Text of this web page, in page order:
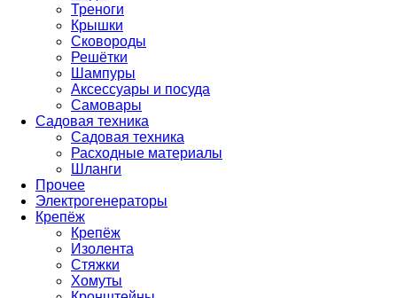
Треноги
Крышки
Сковороды
Решётки
Шампуры
Аксессуары и посуда
Самовары
Садовая техника
Садовая техника
Расходные материалы
Шланги
Прочее
Электрогенераторы
Крепёж
Крепёж
Изолента
Стяжки
Хомуты